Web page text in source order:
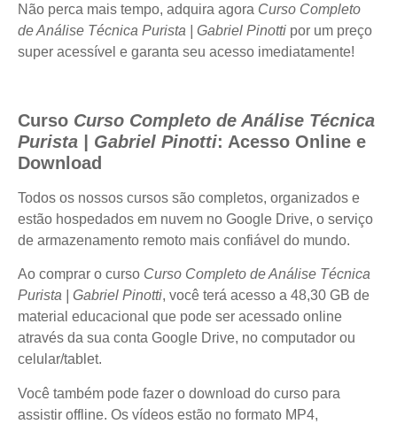
Não perca mais tempo, adquira agora Curso Completo
de Análise Técnica Purista | Gabriel Pinotti por um preço
super acessível e garanta seu acesso imediatamente!
Curso Curso Completo de Análise Técnica
Purista | Gabriel Pinotti: Acesso Online e
Download
Todos os nossos cursos são completos, organizados e
estão hospedados em nuvem no Google Drive, o serviço
de armazenamento remoto mais confiável do mundo.
Ao comprar o curso Curso Completo de Análise Técnica
Purista | Gabriel Pinotti, você terá acesso a 48,30 GB de
material educacional que pode ser acessado online
através da sua conta Google Drive, no computador ou
celular/tablet.
Você também pode fazer o download do curso para
assistir offline. Os vídeos estão no formato MP4,